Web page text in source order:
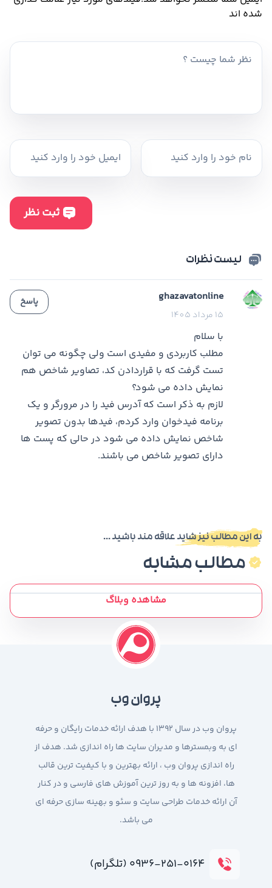
شده اند
لیست نظرات
ghazavatonline
15 مرداد 1405
با سلام
مطلب کاربردی و مفیدی است ولی چگونه می توان
تست گرفت که با قراردادن کد، تصاویر شاخص هم
نمایش داده می شود؟
لازم به ذکر است که آدرس فید را در مرورگر و یک
برنامه فیدخوان وارد کردم، فیدها بدون تصویر
شاخص نمایش داده می شود در حالی که پست ها
دارای تصویر شاخص می باشند.
پاسخ
به این مطالب نیز شاید علاقه مند باشید ...
مطالب مشابه
مشاهده وبلاگ
پروان وب
پروان وب در سال 1392 با هدف ارائه خدمات رایگان و حرفه
ای به وبمسترها و مدیران سایت ها راه اندازی شد. هدف از
راه اندازی پروان وب ، ارائه بهترین و با کیفیت ترین قالب
ها، افزونه ها و به روز ترین آموزش های فارسی و در کنار
آن ارائه خدمات طراحی سایت و سئو و بهینه سازی حرفه ای
می باشد.
۰۹۳۶-۲۵۱-۰۱۶۴ (تلگرام)